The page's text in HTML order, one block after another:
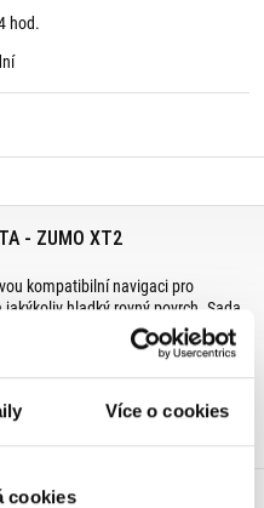
Více o cookies
cookies
hod.
- ZUMO XT2
kompatibilní navigaci pro
hladký rovný povrch. Sada
kabel a CLA adaptér.